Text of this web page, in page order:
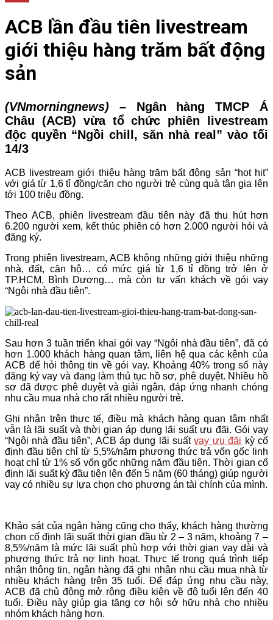
ACB lần đầu tiên livestream
giới thiệu hàng trăm bất động
sản
(VNmorningnews) – Ngân hàng TMCP Á
Châu (ACB) vừa tổ chức phiên livestream
độc quyền “Ngồi chill, săn nhà real” vào tối
14/3
ACB livestream giới thiệu hàng trăm bất động sản “hot hit”
với giá từ 1,6 tỉ đồng/căn cho người trẻ cùng quà tân gia lên
tới 100 triệu đồng.
Theo ACB, phiên livestream đầu tiên này đã thu hút hơn
6.200 người xem, kết thúc phiên có hơn 2.000 người hỏi và
đăng ký.
Trong phiên livestream, ACB không những giới thiệu những
nhà, đất, căn hộ… có mức giá từ 1,6 tỉ đồng trở lên ở
TP.HCM, Bình Dương… mà còn tư vấn khách về gói vay
“Ngôi nhà đầu tiên”.
Sau hơn 3 tuần triển khai gói vay “Ngôi nhà đầu tiên”, đã có
hơn 1.000 khách hàng quan tâm, liên hệ qua các kênh của
ACB để hỏi thông tin về gói vay. Khoảng 40% trong số này
đăng ký vay và đang làm thủ tục hồ sơ, phê duyệt. Nhiều hồ
sơ đã được phê duyệt và giải ngân, đáp ứng nhanh chóng
nhu cầu mua nhà cho rất nhiều người trẻ.
Ghi nhận trên thực tế, điều mà khách hàng quan tâm nhất
vẫn là lãi suất và thời gian áp dụng lãi suất ưu đãi. Gói vay
“Ngôi nhà đầu tiên”, ACB áp dụng lãi suấtvay ưu đãi kỳ cố
định đầu tiên chỉ từ 5,5%/năm phương thức trả vốn gốc linh
hoạt chỉ từ 1% số vốn gốc những năm đầu tiên. Thời gian cố
định lãi suất kỳ đầu tiên lên đến 5 năm (60 tháng) giúp người
vay có nhiều sự lựa chọn cho phương án tài chính của mình.
Khảo sát của ngân hàng cũng cho thấy, khách hàng thường
chọn cố định lãi suất thời gian đầu từ 2 – 3 năm, khoảng 7 –
8,5%/năm là mức lãi suất phù hợp với thời gian vay dài và
phương thức trả nợ linh hoạt. Thực tế trong quá trình tiếp
nhận thông tin, ngân hàng đã ghi nhận nhu cầu mua nhà từ
nhiều khách hàng trên 35 tuổi. Để đáp ứng nhu cầu này,
ACB đã chủ động mở rộng điều kiện về độ tuổi lên đến 40
tuổi. Điều này giúp gia tăng cơ hội sở hữu nhà cho nhiều
nhóm khách hàng hơn.